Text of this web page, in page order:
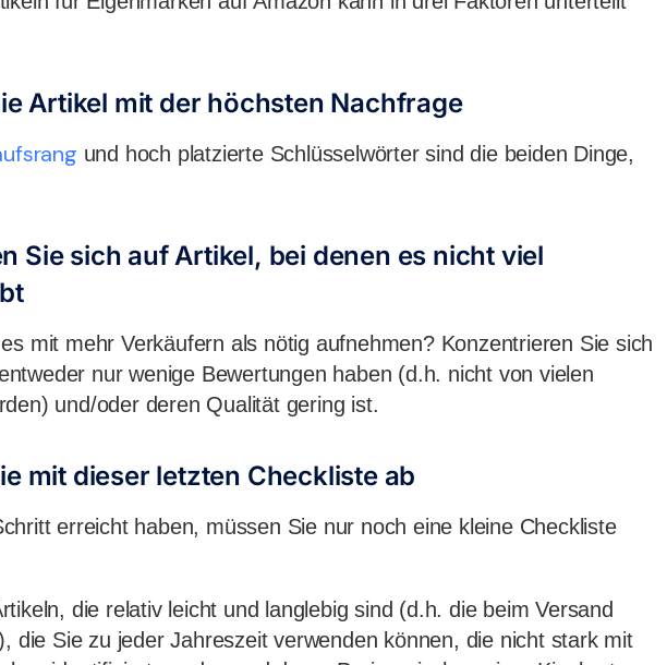
Artikel mit der höchsten Nachfrage
und hoch platzierte Schlüsselwörter sind die beiden Dinge,
Sie sich auf Artikel, bei denen es nicht viel
mit mehr Verkäufern als nötig aufnehmen? Konzentrieren Sie sich
nur wenige Bewertungen haben (d.h. nicht von vielen
und/oder deren Qualität gering ist.
mit dieser letzten Checkliste ab
erreicht haben, müssen Sie nur noch eine kleine Checkliste
die relativ leicht und langlebig sind (d.h. die beim Versand
die Sie zu jeder Jahreszeit verwenden können, die nicht stark mit